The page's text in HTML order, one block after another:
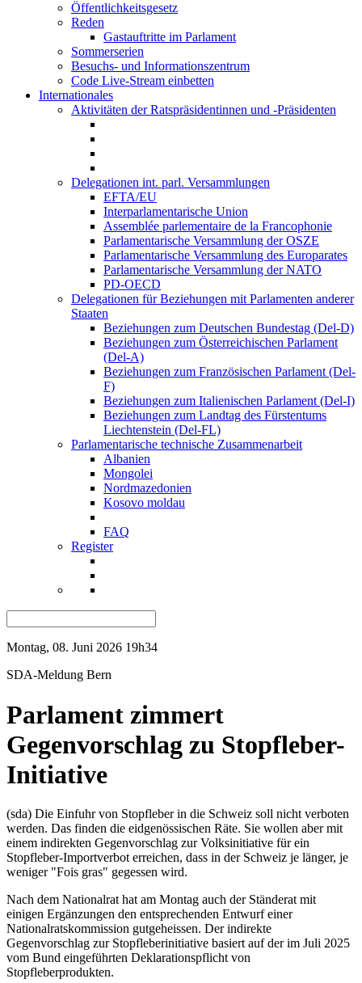
Öffentlichkeitsgesetz
Reden
Gastauftritte im Parlament
Sommerserien
Besuchs- und Informationszentrum
Code Live-Stream einbetten
Internationales
Aktivitäten der Ratspräsidentinnen und -Präsidenten
Delegationen int. parl. Versammlungen
EFTA/EU
Interparlamentarische Union
Assemblée parlementaire de la Francophonie
Parlamentarische Versammlung der OSZE
Parlamentarische Versammlung des Europarates
Parlamentarische Versammlung der NATO
PD-OECD
Delegationen für Beziehungen mit Parlamenten anderer
Staaten
Beziehungen zum Deutschen Bundestag (Del-D)
Beziehungen zum Österreichischen Parlament
(Del-A)
Beziehungen zum Französischen Parlament (Del-
F)
Beziehungen zum Italienischen Parlament (Del-I)
Beziehungen zum Landtag des Fürstentums
Liechtenstein (Del-FL)
Parlamentarische technische Zusammenarbeit
Albanien
Mongolei
Nordmazedonien
Kosovo moldau
FAQ
Register
Montag, 08. Juni 2026 19h34
SDA-Meldung Bern
Parlament zimmert
Gegenvorschlag zu Stopfleber-
Initiative
(sda) Die Einfuhr von Stopfleber in die Schweiz soll nicht verboten
werden. Das finden die eidgenössischen Räte. Sie wollen aber mit
einem indirekten Gegenvorschlag zur Volksinitiative für ein
Stopfleber-Importverbot erreichen, dass in der Schweiz je länger, je
weniger "Fois gras" gegessen wird.
Nach dem Nationalrat hat am Montag auch der Ständerat mit
einigen Ergänzungen den entsprechenden Entwurf einer
Nationalratskommission gutgeheissen. Der indirekte
Gegenvorschlag zur Stopfleberinitiative basiert auf der im Juli 2025
vom Bund eingeführten Deklarationspflicht von
Stopfleberprodukten.